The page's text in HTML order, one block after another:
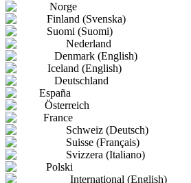
Norge
Finland (Svenska)
Suomi (Suomi)
Nederland
Denmark (English)
Iceland (English)
Deutschland
España
Österreich
France
Schweiz (Deutsch)
Suisse (Français)
Svizzera (Italiano)
Polski
International (English)